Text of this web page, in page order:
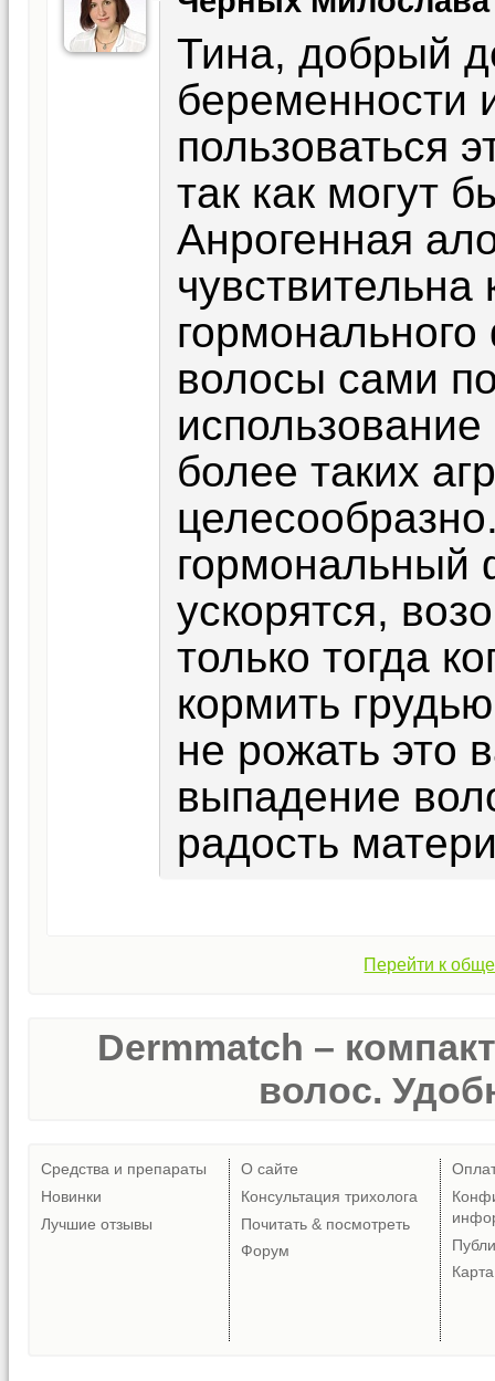
Тина, добрый
беременности
пользоваться
так как могут
Анрогенная
волосы сами
более таких
гормональный
ускорятся,
только тогда
кормить
не рожать это
выпадение
радость
Перейти к
Dermmatch –
волос.
Средства и препараты
Новинки
Лучшие отзывы
О сайте
Консультация трихолога
Почитать & посмотреть
Форум